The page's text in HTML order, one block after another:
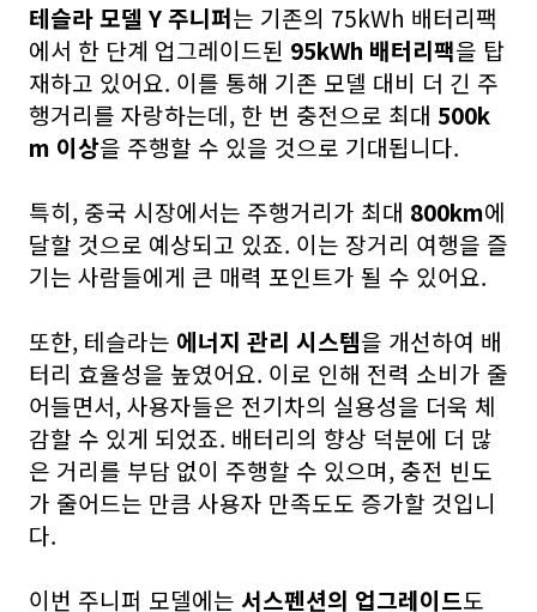
테슬라 모델 Y 주니퍼는 기존의 75kWh 배터리팩
에서 한 단계 업그레이드된 95kWh 배터리팩을 탑
재하고 있어요. 이를 통해 기존 모델 대비 더 긴 주
행거리를 자랑하는데, 한 번 충전으로 최대 500k
m 이상을 주행할 수 있을 것으로 기대됩니다.
특히, 중국 시장에서는 주행거리가 최대 800km에
달할 것으로 예상되고 있죠. 이는 장거리 여행을 즐
기는 사람들에게 큰 매력 포인트가 될 수 있어요.
또한, 테슬라는 에너지 관리 시스템을 개선하여 배
터리 효율성을 높였어요. 이로 인해 전력 소비가 줄
어들면서, 사용자들은 전기차의 실용성을 더욱 체
감할 수 있게 되었죠. 배터리의 향상 덕분에 더 많
은 거리를 부담 없이 주행할 수 있으며, 충전 빈도
가 줄어드는 만큼 사용자 만족도도 증가할 것입니
다.
이번 주니퍼 모델에는 서스펜션의 업그레이드도